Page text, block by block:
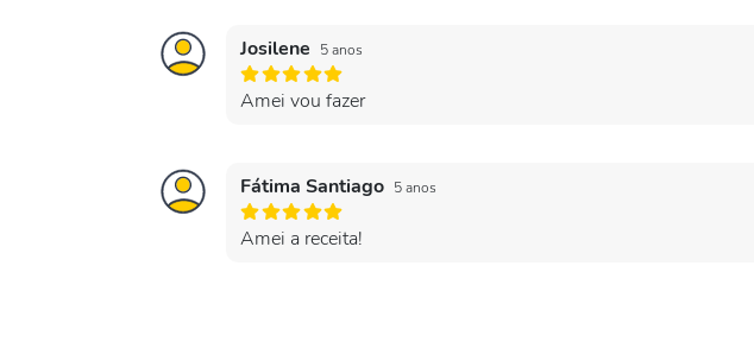
Josilene 5 anos
Amei vou fazer
Fátima Santiago 5 anos
Amei a receita!